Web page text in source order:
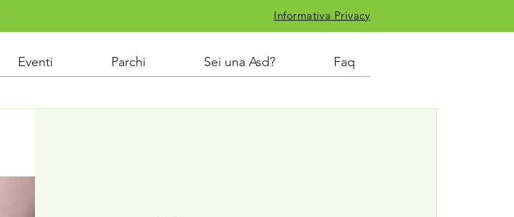
Informativa Privacy
Eventi Parchi Sei una Asd? Faq